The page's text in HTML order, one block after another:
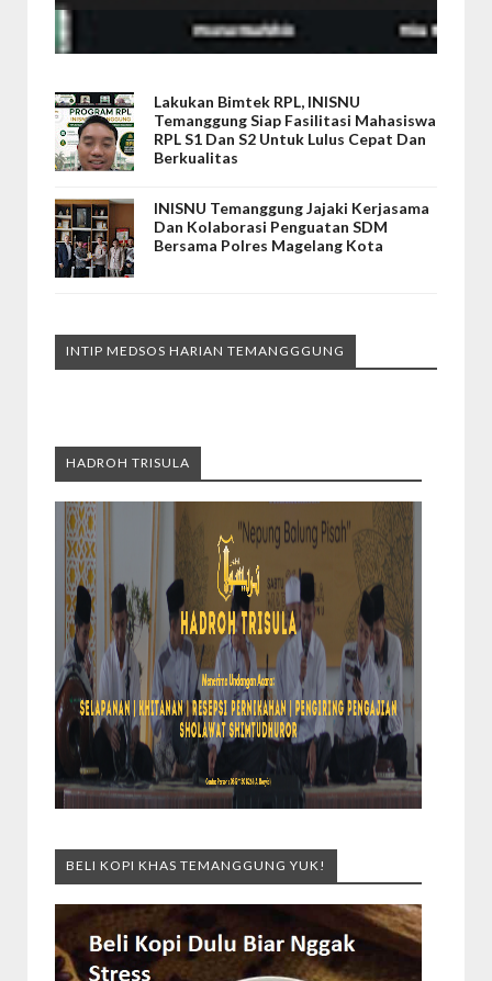
Lakukan Bimtek RPL, INISNU
Temanggung Siap Fasilitasi Mahasiswa
RPL S1 Dan S2 Untuk Lulus Cepat Dan
Berkualitas
INISNU Temanggung Jajaki Kerjasama
Dan Kolaborasi Penguatan SDM
Bersama Polres Magelang Kota
INTIP MEDSOS HARIAN TEMANGGGUNG
HADROH TRISULA
BELI KOPI KHAS TEMANGGUNG YUK!